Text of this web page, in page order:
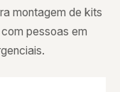
montagem de kits
pessoas em